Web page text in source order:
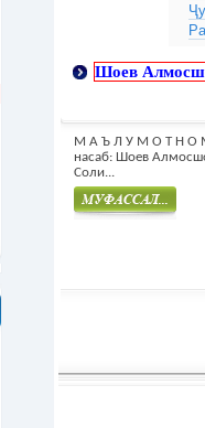
Шоев
М А Ъ Л У М О Т Н О
насаб: Шоев
Соли...